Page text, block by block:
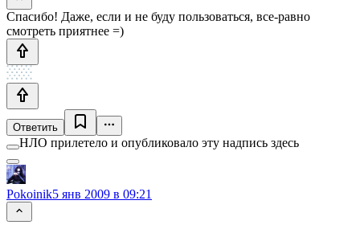
Спасибо! Даже, если и не буду пользоваться, все-равно
смотреть приятнее =)
Ответить
НЛО прилетело и опубликовало эту надпись здесь
Pokoinik5 янв 2009 в 09:21